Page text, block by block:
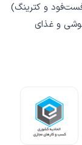
فست‌فود و کترینگ)
و غذای